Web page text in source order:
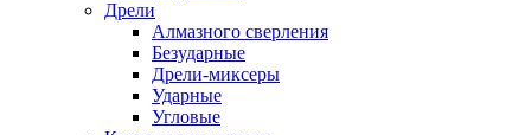
Дрели
Алмазного сверления
Безударные
Дрели-миксеры
Ударные
Угловые